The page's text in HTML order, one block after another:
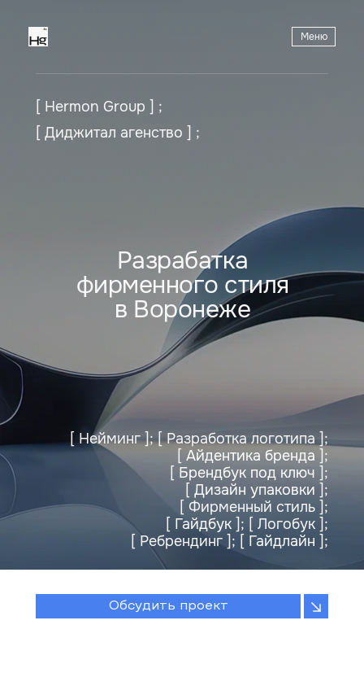
Меню
[ Hermon Group ] ;
[ Диджитал агенство ] ;
Разрабатка
фирменного стиля
в Воронеже
[ Нейминг ]; [ Разработка логотипа ];
[ Айдентика бренда ];
[ Брендбук под ключ ];
[ Дизайн упаковки ];
[ Фирменный стиль ];
[ Гайдбук ]; [ Логобук ];
[ Ребрендинг ]; [ Гайдлайн ];
Обсудить проект